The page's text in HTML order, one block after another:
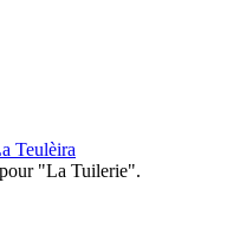
Teulèira
"La Tuilerie".